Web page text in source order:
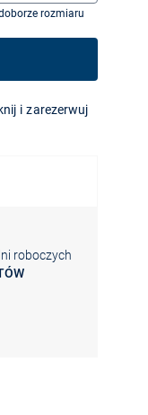
rozmiaru
i zarezerwuj
roboczych